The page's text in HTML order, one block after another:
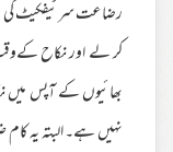
رضاعت سرٹیفکیٹ کی
کر لے اور نکاح
بھائیوں کے آپس میں
نہیں ہے۔ البتہ یہ